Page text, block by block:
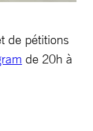
de pétitions
de 20h à